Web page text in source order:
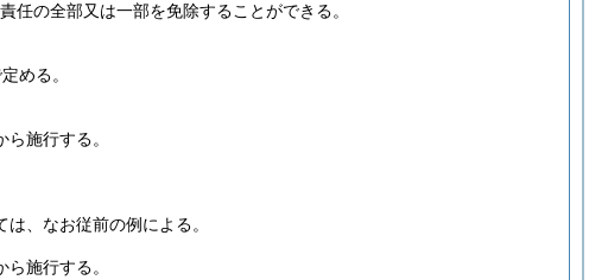
の全部又は一部を免除することができる。
める。
施行する。
、なお従前の例による。
施行する。